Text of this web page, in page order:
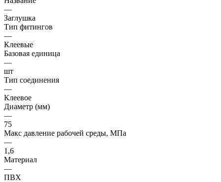
—
Заглушка
Тип фитингов
—
Клеевые
Базовая единица
—
шт
Тип соединения
—
Клеевое
Диаметр (мм)
—
75
Макс давление рабочей среды, МПа
—
1,6
Материал
—
ПВХ